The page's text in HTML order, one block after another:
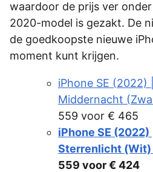
waardoor de prijs ver
2020-model is gezakt. De
de goedkoopste nieuwe
moment kunt krijgen.
iPhone SE (2022) |
Middernacht
559 voor € 465
iPhone SE (2022)
Sterrenlicht (Wit)
559 voor € 424